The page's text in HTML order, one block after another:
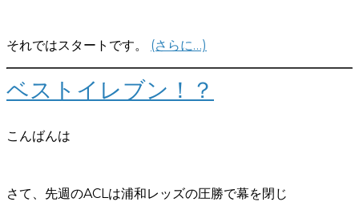
それではスタートです。 (さらに…)
ベストイレブン！？
こんばんは
さて、先週のACLは浦和レッズの圧勝で幕を閉じ